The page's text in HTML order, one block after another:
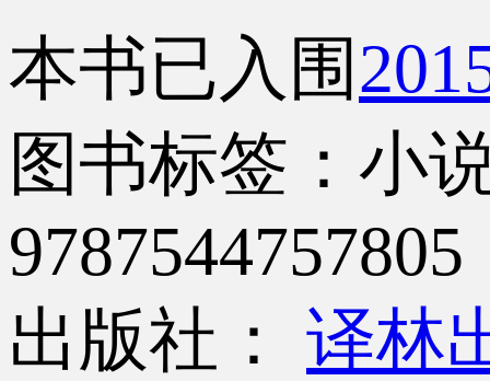
本书已入围
图书标签：小
9787544757805
出版社： 译林